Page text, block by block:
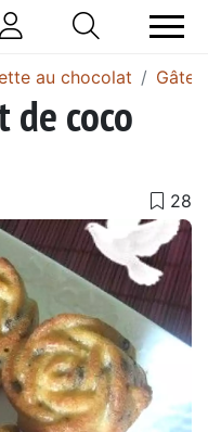
au chocolat
de coco